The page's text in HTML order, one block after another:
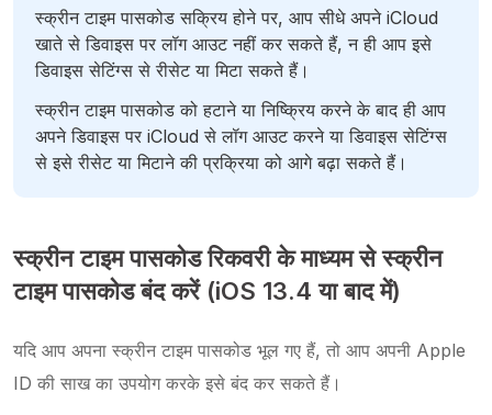
स्क्रीन टाइम पासकोड सक्रिय होने पर, आप सीधे अपने iCloud
खाते से डिवाइस पर लॉग आउट नहीं कर सकते हैं, न ही आप इसे
डिवाइस सेटिंग्स से रीसेट या मिटा सकते हैं।
स्क्रीन टाइम पासकोड को हटाने या निष्क्रिय करने के बाद ही आप
अपने डिवाइस पर iCloud से लॉग आउट करने या डिवाइस सेटिंग्स
से इसे रीसेट या मिटाने की प्रक्रिया को आगे बढ़ा सकते हैं।
स्क्रीन टाइम पासकोड रिकवरी के माध्यम से स्क्रीन
टाइम पासकोड बंद करें (iOS 13.4 या बाद में)
यदि आप अपना स्क्रीन टाइम पासकोड भूल गए हैं, तो आप अपनी Apple
ID की साख का उपयोग करके इसे बंद कर सकते हैं।